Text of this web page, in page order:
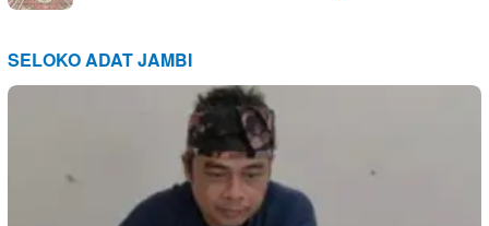
SELOKO ADAT JAMBI